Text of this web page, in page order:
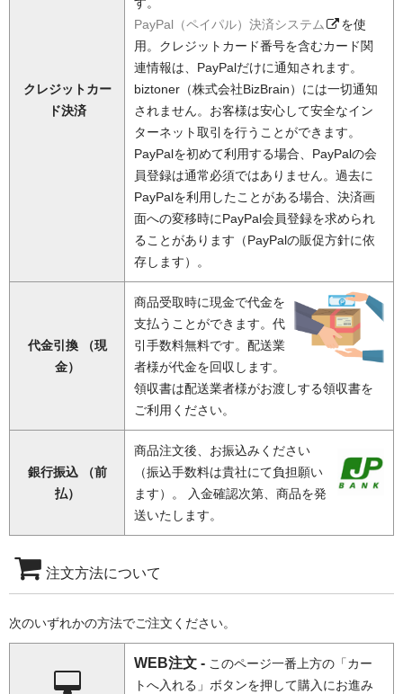
クレジットカー
ド決済
す。
PayPal（ペイパル）決済システム
を使
用。クレジットカード番号を含むカード関
連情報は、PayPalだけに通知されます。
biztoner（株式会社BizBrain）には一切通知
されません。お客様は安心して安全なイン
ターネット取引を行うことができます。
PayPalを初めて利用する場合、PayPalの会
員登録は通常必須ではありません。過去に
PayPalを利用したことがある場合、決済画
面への変移時にPayPal会員登録を求められ
ることがあります（PayPalの販促方針に依
存します）。
代金引換 （現
金）
商品受取時に現金で代金を
支払うことができます。代
引手数料無料です。配送業
者様が代金を回収します。
領収書は配送業者様がお渡しする領収書を
ご利用ください。
銀行振込 （前
払）
商品注文後、お振込みください
（振込手数料は貴社にて負担願い
ます）。 入金確認次第、商品を発
送いたします。
注文方法について
次のいずれかの方法でご注文ください。
WEB注文 - このページ一番上方の「カー
トへ入れる」ボタンを押して購入にお進み